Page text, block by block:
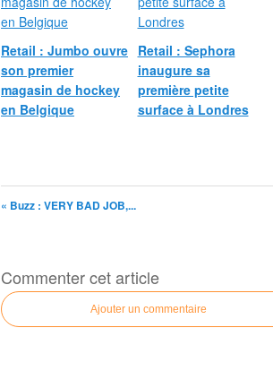
Retail : Jumbo ouvre
son premier
magasin de hockey
en Belgique
Retail : Sephora
inaugure sa
première petite
surface à Londres
« Buzz : VERY BAD JOB,...
Commenter cet article
Ajouter un commentaire